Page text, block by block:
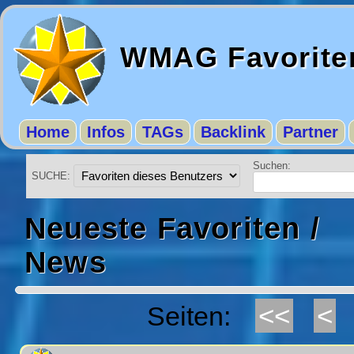
WMAG
Home Infos TAGs Backlink Partner
SUCHE:
Suchen:
Neueste Favoriten /
News
Seiten: << <